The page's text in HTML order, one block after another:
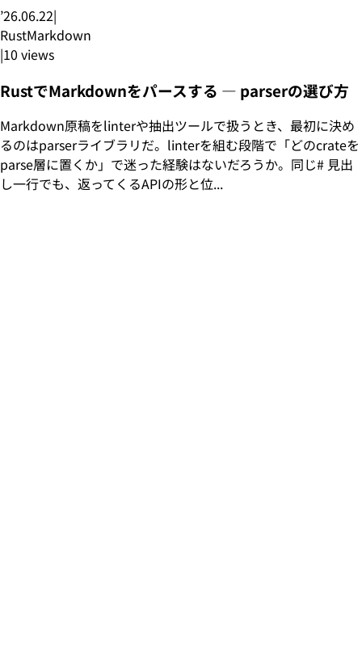
’26.06.22|
RustMarkdown
|10 views
RustでMarkdownをパースする — parserの選び方
Markdown原稿をlinterや抽出ツールで扱うとき、最初に決め
るのはparserライブラリだ。linterを組む段階で「どのcrateを
parse層に置くか」で迷った経験はないだろうか。同じ# 見出
し一行でも、返ってくるAPIの形と位...